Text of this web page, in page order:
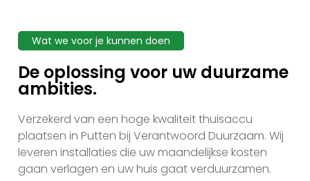
Wat we voor je kunnen doen
De oplossing voor uw duurzame
ambities.
Verzekerd van een hoge kwaliteit thuisaccu
plaatsen in Putten bij Verantwoord Duurzaam. Wij
leveren installaties die uw maandelijkse kosten
gaan verlagen en uw huis gaat verduurzamen.